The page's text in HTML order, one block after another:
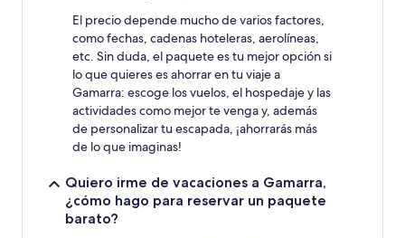
disponibilidad
El precio depende mucho de varios factores,
como fechas, cadenas hoteleras, aerolíneas,
etc. Sin duda, el paquete es tu mejor opción si
lo que quieres es ahorrar en tu viaje a
Gamarra: escoge los vuelos, el hospedaje y las
actividades como mejor te venga y, además
de personalizar tu escapada, ¡ahorrarás más
de lo que imaginas!
Quiero irme de vacaciones a Gamarra,
¿cómo hago para reservar un paquete
barato?